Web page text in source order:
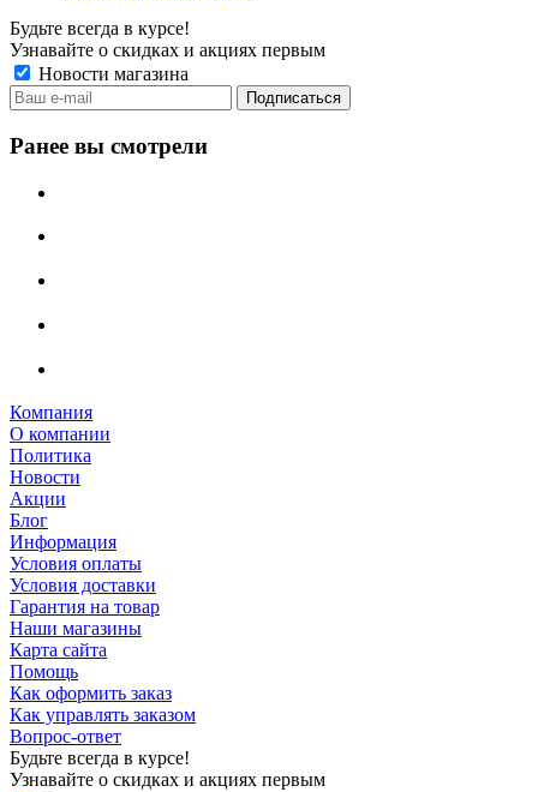
Будьте всегда в курсе!
Узнавайте о скидках и акциях первым
Новости магазина
Ранее вы смотрели
Компания
О компании
Политика
Новости
Акции
Блог
Информация
Условия оплаты
Условия доставки
Гарантия на товар
Наши магазины
Карта сайта
Помощь
Как оформить заказ
Как управлять заказом
Вопрос-ответ
Будьте всегда в курсе!
Узнавайте о скидках и акциях первым